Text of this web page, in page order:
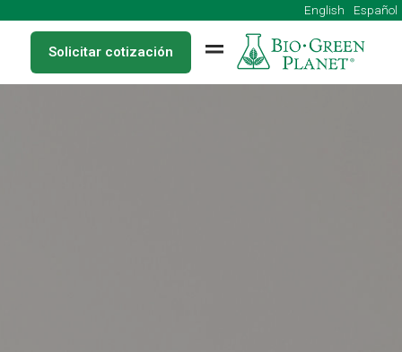
English
Solicitar cotización